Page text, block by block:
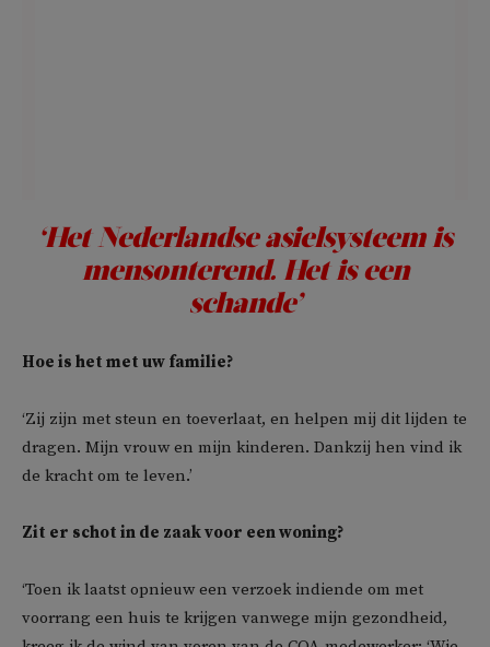
‘Het Nederlandse asielsysteem is
mensonterend. Het is een
schande’
Hoe is het met uw familie?
‘Zij zijn met steun en toeverlaat, en helpen mij dit lijden te
dragen. Mijn vrouw en mijn kinderen. Dankzij hen vind ik
de kracht om te leven.’
Zit er schot in de zaak voor een woning?
‘Toen ik laatst opnieuw een verzoek indiende om met
voorrang een huis te krijgen vanwege mijn gezondheid,